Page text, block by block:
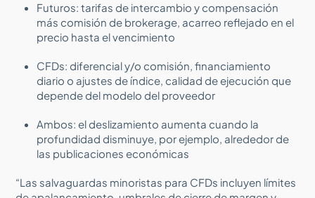
Futuros: tarifas de intercambio y compensación
más comisión de brokerage, acarreo reflejado en el
precio hasta el vencimiento
CFDs: diferencial y/o comisión, financiamiento
diario o ajustes de índice, calidad de ejecución que
depende del modelo del proveedor
Ambos: el deslizamiento aumenta cuando la
profundidad disminuye, por ejemplo, alrededor de
las publicaciones económicas
“Las salvaguardas minoristas para CFDs incluyen límites